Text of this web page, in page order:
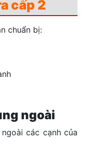
cấp 2
chuẩn bị:
ngoài
các cạnh của